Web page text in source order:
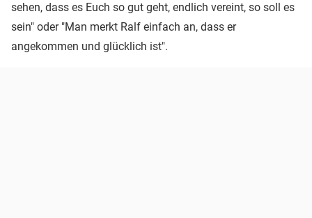
sehen, dass es Euch so gut geht, endlich vereint, so soll es
sein" oder "Man merkt Ralf einfach an, dass er
angekommen und glücklich ist".